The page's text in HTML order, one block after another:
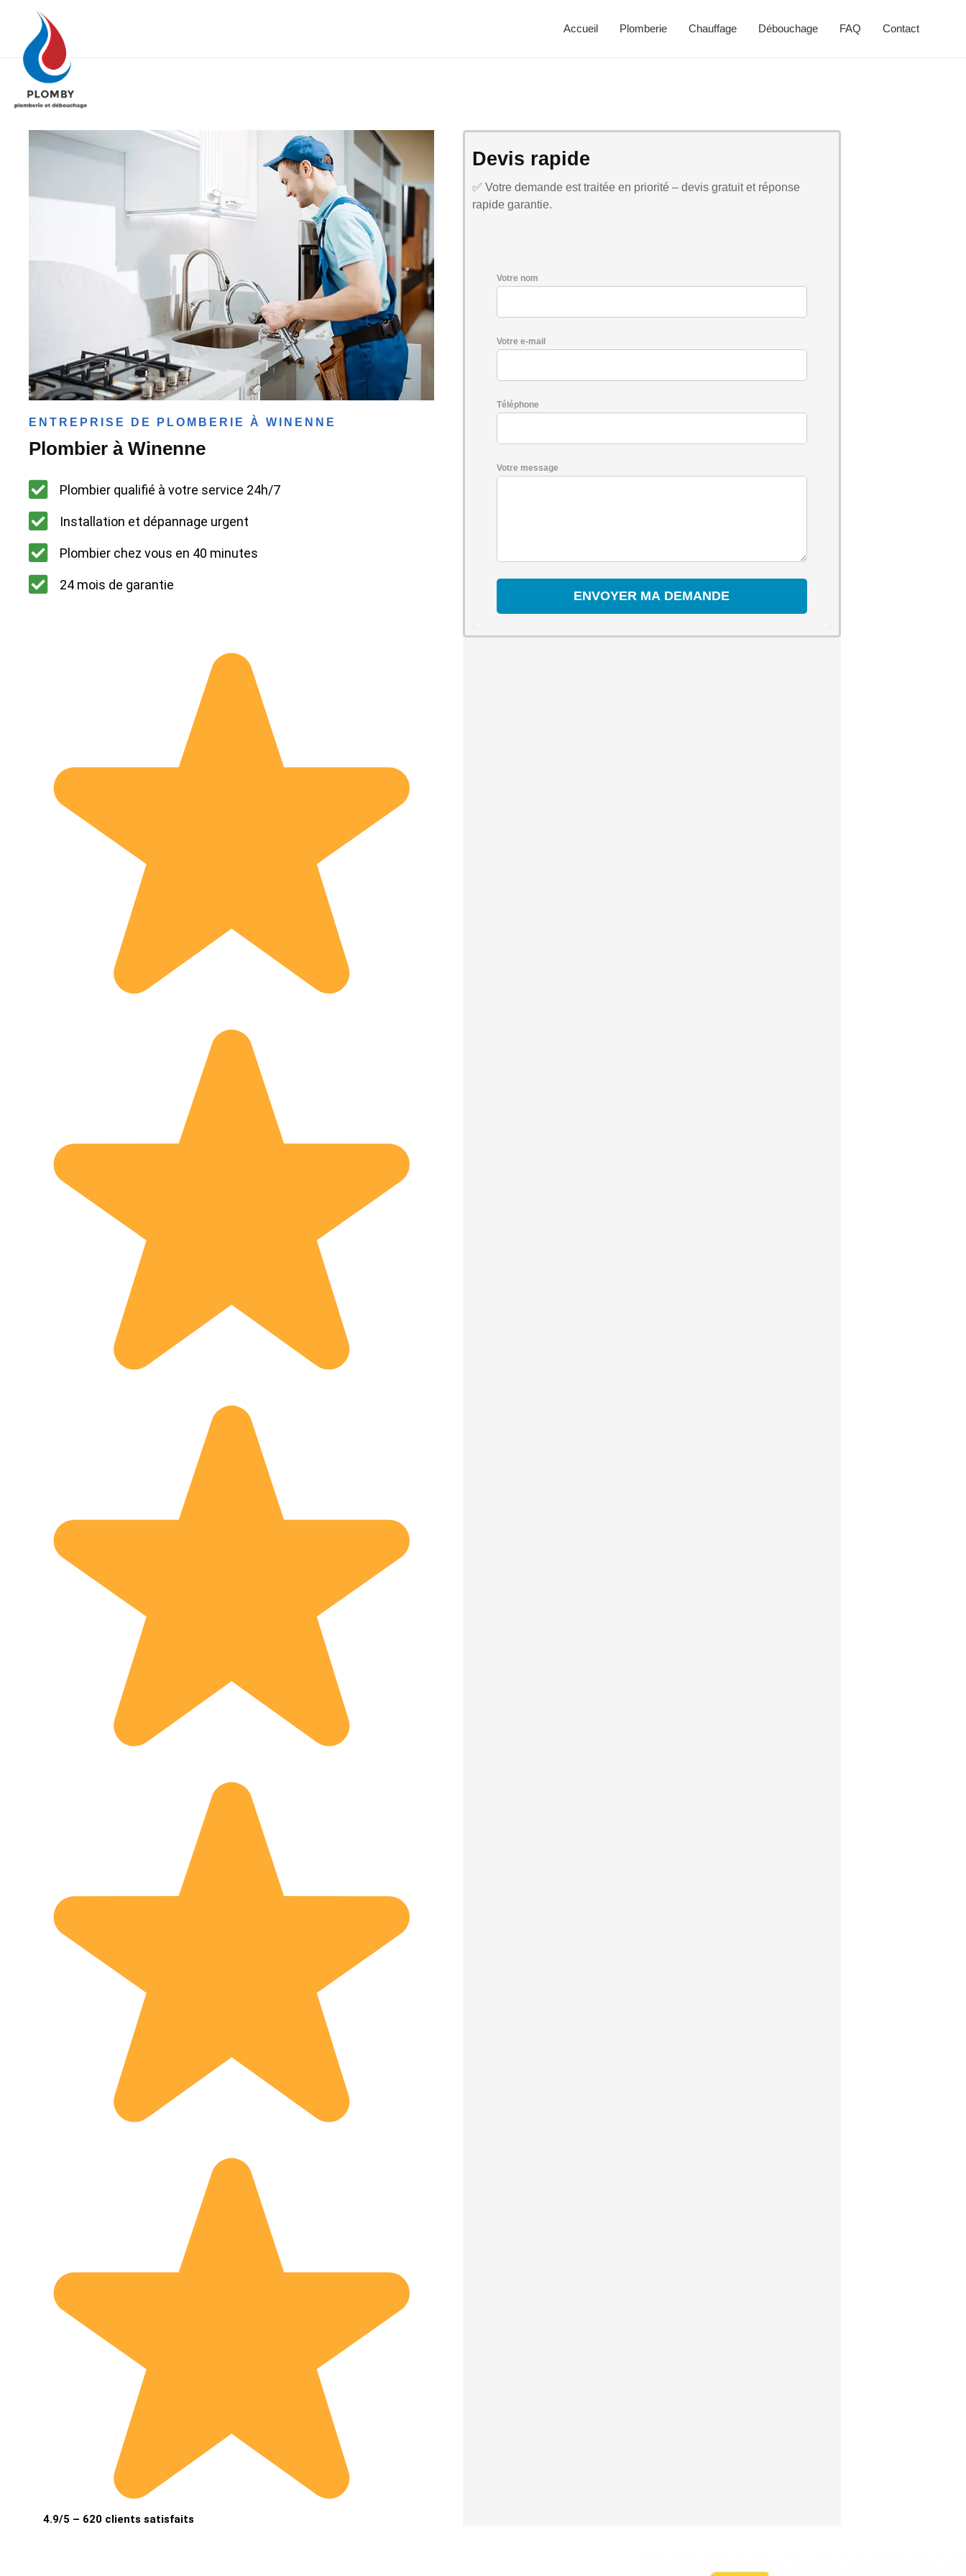
Accueil Plomberie Chauffage Débouchage FAQ Contact
ENTREPRISE DE PLOMBERIE À WINENNE
Plombier à Winenne
Plombier qualifié à votre service 24h/7
Installation et dépannage urgent
Plombier chez vous en 40 minutes
24 mois de garantie
4.9/5 – 620 clients satisfaits
Devis rapide
✅ Votre demande est traitée en priorité – devis gratuit et réponse
rapide garantie.
Votre nom
Votre e-mail
Téléphone
Votre message